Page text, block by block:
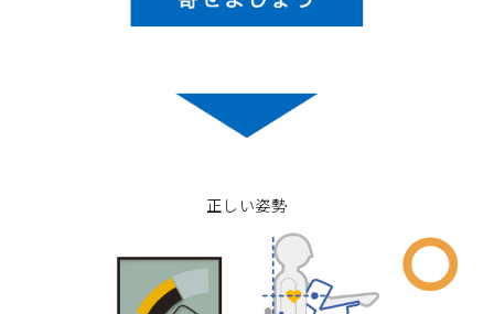
正しい姿勢